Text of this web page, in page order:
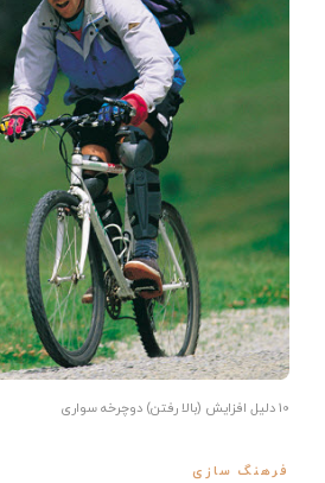
10 دلیل افزایش (بالا رفتن) دوچرخه سواری
فرهنگ سازی